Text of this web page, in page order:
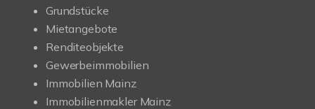
Grundstücke
Mietangebote
Renditeobjekte
Gewerbeimmobilien
Immobilien Mainz
Immobilienmakler Mainz